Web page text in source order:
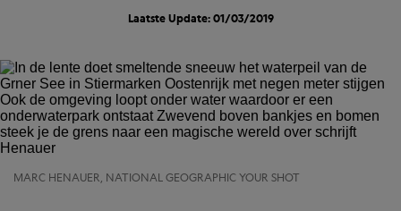
Laatste Update: 01/03/2019
MARC HENAUER, NATIONAL GEOGRAPHIC YOUR SHOT